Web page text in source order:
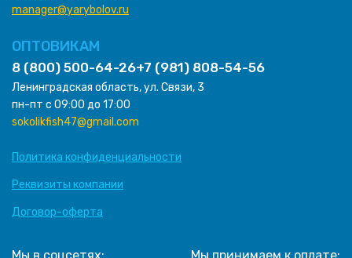
manager@yarybolov.ru
ОПТОВИКАМ
8 (800) 500-64-26+7 (981) 808-54-56
Ленинградская область, ул. Связи, 3
пн-пт с 09:00 до 17:00
sokolikfish47@gmail.com
Политика конфиденциальности
Реквизиты компании
Договор-оферта